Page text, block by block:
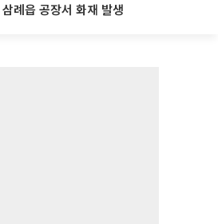
례읍 공장서 화재 발생